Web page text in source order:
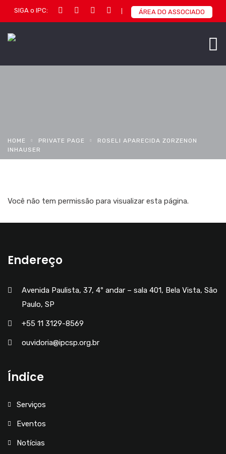
SIGA o IPC: ÁREA DO ASSOCIADO
HOME PRIVATE PAGE
ROSELI APARECIDA ZORZENON
INHAUSER
Você não tem permissão para visualizar esta página.
Endereço
Avenida Paulista, 37, 4º andar – sala 401, Bela Vista, São
Paulo, SP
+55 11 3129-8569
ouvidoria@ipcsp.org.br
Índice
Serviços
Eventos
Notícias